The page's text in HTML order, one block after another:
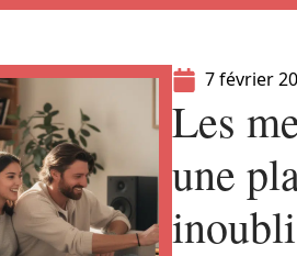
7 février
Les
une